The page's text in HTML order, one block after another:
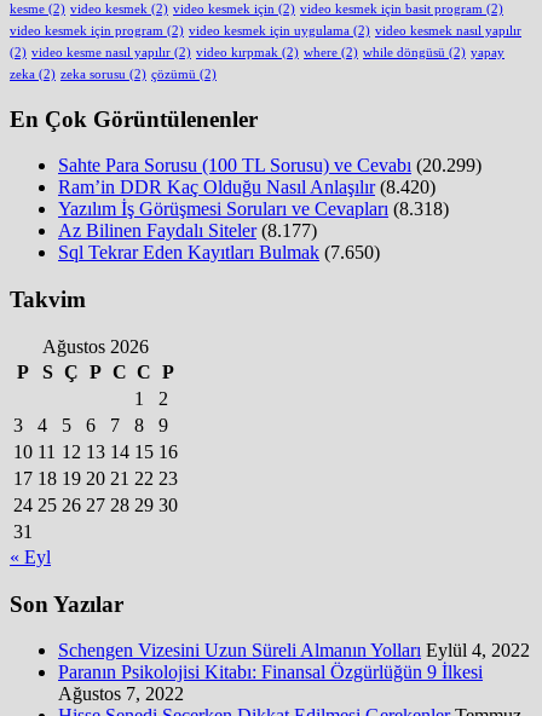
kesme (2) video kesmek (2) video kesmek için (2) video kesmek için basit program (2)
video kesmek için program (2) video kesmek için uygulama (2) video kesmek nasıl yapılır
(2) video kesme nasıl yapılır (2) video kırpmak (2) where (2) while döngüsü (2) yapay
zeka (2) zeka sorusu (2) çözümü (2)
En Çok Görüntülenenler
Sahte Para Sorusu (100 TL Sorusu) ve Cevabı (20.299)
Ram’in DDR Kaç Olduğu Nasıl Anlaşılır (8.420)
Yazılım İş Görüşmesi Soruları ve Cevapları (8.318)
Az Bilinen Faydalı Siteler (8.177)
Sql Tekrar Eden Kayıtları Bulmak (7.650)
Takvim
Ağustos 2026
P
S Ç P C C P
1
2
3
4 5 6 7 8
9
10 11 12 13 14 15 16
17 18 19 20 21 22 23
24 25 26 27 28 29 30
31
« Eyl
Son Yazılar
Schengen Vizesini Uzun Süreli Almanın Yolları Eylül 4, 2022
Paranın Psikolojisi Kitabı: Finansal Özgürlüğün 9 İlkesi
Ağustos 7, 2022